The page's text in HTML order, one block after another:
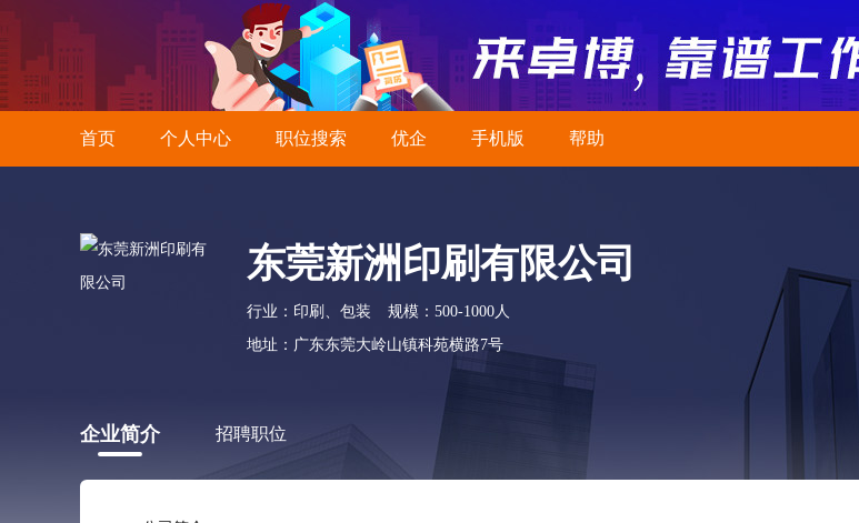
首页 个人中心 职位搜索 优企 手机版 帮助
东莞新洲印刷有限公司
行业：印刷、包装
规模：500-1000人
地址：广东东莞大岭山镇科苑横路7号
企业简介 招聘职位